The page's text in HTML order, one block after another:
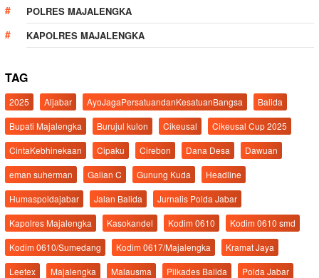
POLRES MAJALENGKA
KAPOLRES MAJALENGKA
TAG
2025 Aljabar AyoJagaPersatuandanKesatuanBangsa
Balida
Bupati Majalengka
Burujul kulon Cikeusal
Cikeusal Cup 2025
CintaKebhinekaan
Cipaku Cirebon Dana Desa
Dawuan
eman suherman
Galian C Gunung Kuda
Headline
Humaspoldajabar
Jalan Balida
Jurnalis Polda Jabar
Kapolres Majalengka
Kasokandel Kodim 0610
Kodim 0610 smd
Kodim 0610/Sumedang
Kodim 0617/Majalengka
Kramat Jaya
Leetex
Majalengka Malausma Pilkades Balida
Polda Jabar